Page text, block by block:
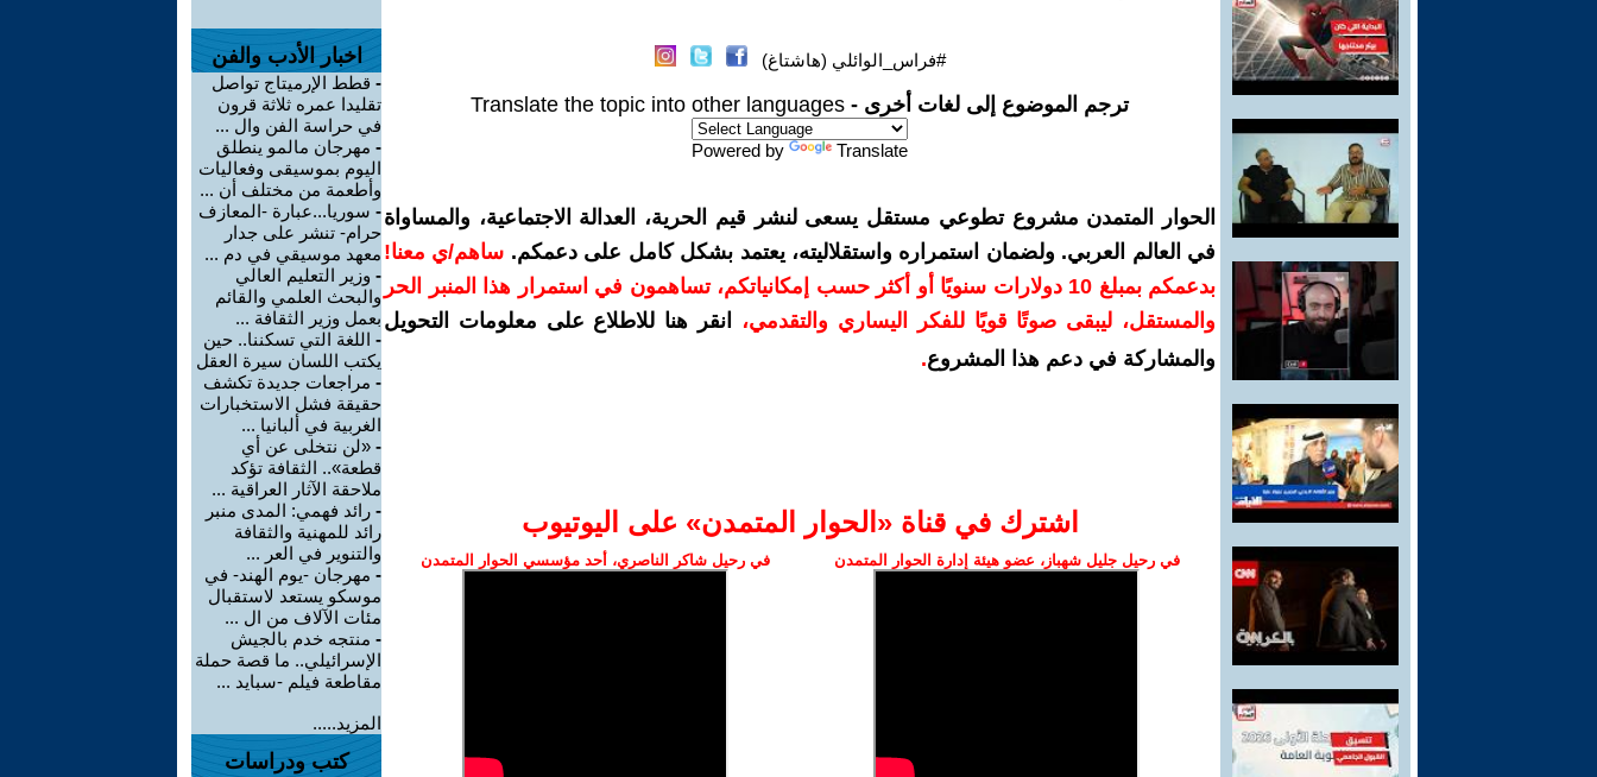
#فراس_الوائلي (هاشتاغ)
ترجم الموضوع إلى لغات أخرى - Translate the topic into other languages
Powered by Translate
الحوار المتمدن مشروع تطوعي مستقل يسعى لنشر قيم الحرية، العدالة الاجتماعية، والمساواة
في العالم العربي. ولضمان استمراره واستقلاليته، يعتمد بشكل كامل على دعمكم. ساهم/ي معنا!
بدعمكم بمبلغ 10 دولارات سنويًا أو أكثر حسب إمكانياتكم، تساهمون في استمرار هذا المنبر الحر
والمستقل، ليبقى صوتًا قويًا للفكر اليساري والتقدمي،
انقر هنا للاطلاع على معلومات التحويل
والمشاركة في دعم هذا المشروع.
اشترك في قناة ‫«الحوار المتمدن» على اليوتيوب
في رحيل جليل شهباز، عضو هيئة إدارة الحوار المتمدن في رحيل شاكر الناصري، أحد مؤسسي الحوار المتمدن
اخبار الأدب والفن
- قطط الإرميتاج تواصل
تقليدا عمره ثلاثة قرون
في حراسة الفن وال ...
- مهرجان مالمو ينطلق
اليوم بموسيقى وفعاليات
وأطعمة من مختلف أن ...
- سوريا...عبارة -المعازف
حرام- تنشر على جدار
معهد موسيقي في دم ...
- وزير التعليم العالي
والبحث العلمي والقائم
بعمل وزير الثقافة ...
- اللغة التي تسكننا.. حين
يكتب اللسان سيرة العقل
- مراجعات جديدة تكشف
حقيقة فشل الاستخبارات
الغربية في ألبانيا ...
- «لن نتخلى عن أي
قطعة».. الثقافة تؤكد
ملاحقة الآثار العراقية ...
- رائد فهمي: المدى منبر
رائد للمهنية والثقافة
والتنوير في العر ...
- مهرجان -يوم الهند- في
موسكو يستعد لاستقبال
مئات الآلاف من ال ...
- منتجه خدم بالجيش
الإسرائيلي.. ما قصة حملة
مقاطعة فيلم -سبايد ...
المزيد.....
كتب ودراسات